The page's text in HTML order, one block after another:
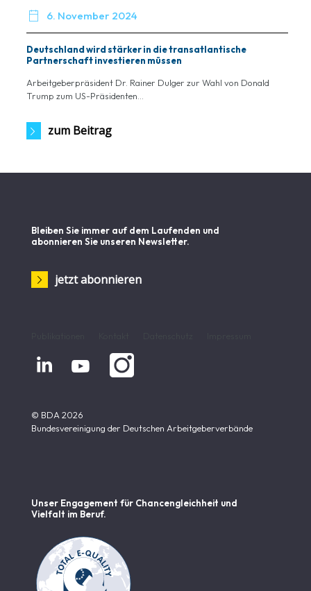
 6. November 2024
Deutschland wird stärker in die transatlantische
Partnerschaft investieren müssen
Arbeitgeberpräsident Dr. Rainer Dulger zur Wahl von Donald
Trump zum US-Präsidenten...
zum Beitrag
Bleiben Sie immer auf dem Laufenden und
abonnieren Sie unseren Newsletter.
jetzt abonnieren
 
© BDA 2026
Bundesvereinigung der Deutschen Arbeitgeberverbände
Unser Engagement für Chancen­gleichheit und
Vielfalt im Beruf.